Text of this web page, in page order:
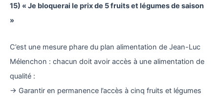
15) « Je bloquerai le prix de 5 fruits et légumes de saison
»
C’est une mesure phare du plan alimentation de Jean-Luc
Mélenchon : chacun doit avoir accès à une alimentation de
qualité :
→ Garantir en permanence l’accès à cinq fruits et légumes